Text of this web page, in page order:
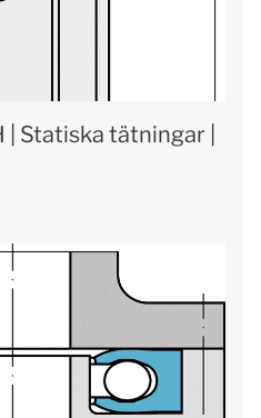
Statiska tätningar |